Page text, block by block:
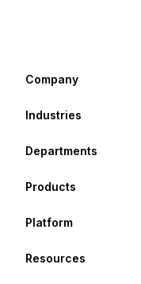
Company
Industries
Departments
Products
Platform
Resources